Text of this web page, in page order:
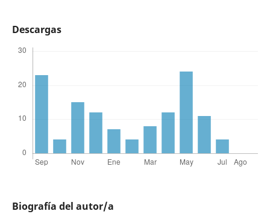
Descargas
Biografía del autor/a